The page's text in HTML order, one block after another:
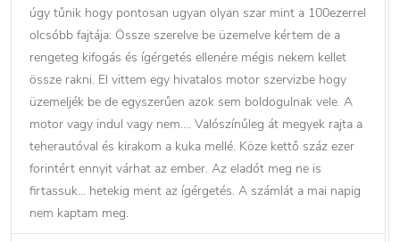
úgy tűnik hogy pontosan ugyan olyan szar mint a 100ezerrel
olcsóbb fajtája. Össze szerelve be üzemelve kértem de a
rengeteg kifogás és ígérgetés ellenére mégis nekem kellet
össze rakni. El vittem egy hivatalos motor szervizbe hogy
üzemeljék be de egyszerűen azok sem boldogulnak vele. A
motor vagy indul vagy nem…. Valószínűleg át megyek rajta a
teherautóval és kirakom a kuka mellé. Köze kettő száz ezer
forintért ennyit várhat az ember. Az eladót meg ne is
firtassuk… hetekig ment az ígérgetés. A számlát a mai napig
nem kaptam meg.